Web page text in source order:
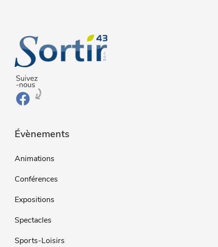
Évènements
Animations
Conférences
Expositions
Spectacles
Sports-Loisirs